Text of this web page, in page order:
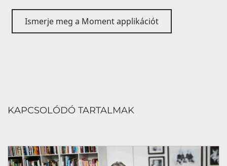
Ismerje meg a Moment applikációt
KAPCSOLÓDÓ TARTALMAK